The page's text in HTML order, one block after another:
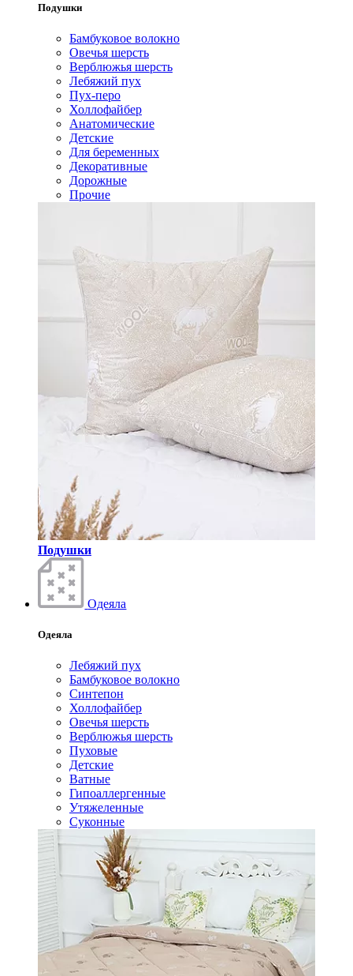
Подушки
Бамбуковое волокно
Овечья шерсть
Верблюжья шерсть
Лебяжий пух
Пух-перо
Холлофайбер
Анатомические
Детские
Для беременных
Декоративные
Дорожные
Прочие
Подушки
Одеяла
Одеяла
Лебяжий пух
Бамбуковое волокно
Синтепон
Холлофайбер
Овечья шерсть
Верблюжья шерсть
Пуховые
Детские
Ватные
Гипоаллергенные
Утяжеленные
Суконные